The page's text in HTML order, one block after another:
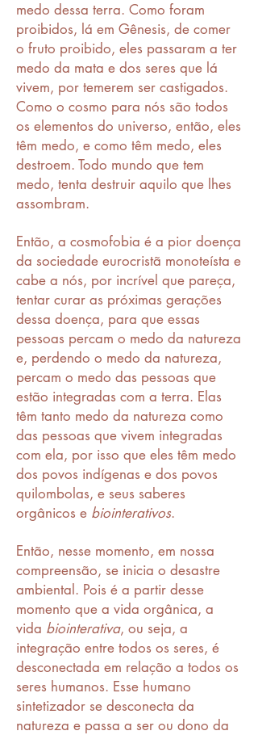
medo dessa terra. Como foram
proibidos, lá em Gênesis, de comer
o fruto proibido, eles passaram a ter
medo da mata e dos seres que lá
vivem, por temerem ser castigados.
Como o cosmo para nós são todos
os elementos do universo, então, eles
têm medo, e como têm medo, eles
destroem. Todo mundo que tem
medo, tenta destruir aquilo que lhes
assombram.
Então, a cosmofobia é a pior doença
da sociedade eurocristã monoteísta e
cabe a nós, por incrível que pareça,
tentar curar as próximas gerações
dessa doença, para que essas
pessoas percam o medo da natureza
e, perdendo o medo da natureza,
percam o medo das pessoas que
estão integradas com a terra. Elas
têm tanto medo da natureza como
das pessoas que vivem integradas
com ela, por isso que eles têm medo
dos povos indígenas e dos povos
quilombolas, e seus saberes
orgânicos e biointerativos.
Então, nesse momento, em nossa
compreensão, se inicia o desastre
ambiental. Pois é a partir desse
momento que a vida orgânica, a
vida biointerativa, ou seja, a
integração entre todos os seres, é
desconectada em relação a todos os
seres humanos. Esse humano
sintetizador se desconecta da
natureza e passa a ser ou dono da